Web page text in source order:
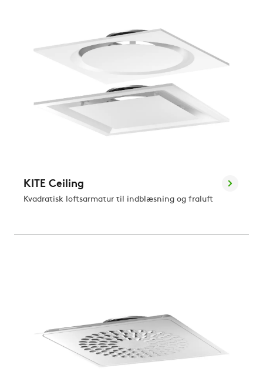
KITE Ceiling
Kvadratisk loftsarmatur til indblæsning og fraluft